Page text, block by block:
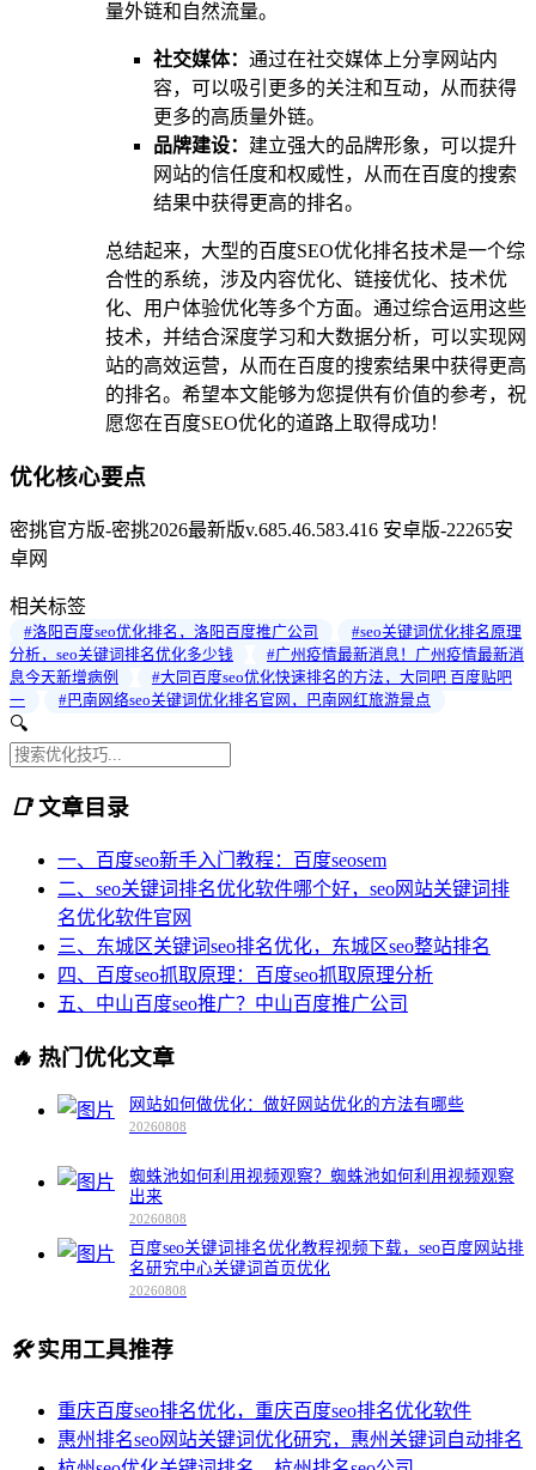
量外链和自然流量。
社交媒体： 通过在社交媒体上分享网站内
容，可以吸引更多的关注和互动，从而获得
更多的高质量外链。
品牌建设： 建立强大的品牌形象，可以提升
网站的信任度和权威性，从而在百度的搜索
结果中获得更高的排名。
总结起来，大型的百度SEO优化排名技术是一个综
合性的系统，涉及内容优化、链接优化、技术优
化、用户体验优化等多个方面。通过综合运用这些
技术，并结合深度学习和大数据分析，可以实现网
站的高效运营，从而在百度的搜索结果中获得更高
的排名。希望本文能够为您提供有价值的参考，祝
愿您在百度SEO优化的道路上取得成功！
优化核心要点
密挑官方版-密挑2026最新版v.685.46.583.416 安卓版-22265安
卓网
相关标签
#洛阳百度seo优化排名，洛阳百度推广公司
#seo关键词优化排名原理
分析，seo关键词排名优化多少钱
#广州疫情最新消息！广州疫情最新消
息今天新增病例
#大同百度seo优化快速排名的方法，大同吧 百度贴吧
一
#巴南网络seo关键词优化排名官网，巴南网红旅游景点
🔍
📑文章目录
一、百度seo新手入门教程：百度seosem
二、seo关键词排名优化软件哪个好，seo网站关键词排
名优化软件官网
三、东城区关键词seo排名优化，东城区seo整站排名
四、百度seo抓取原理：百度seo抓取原理分析
五、中山百度seo推广？中山百度推广公司
🔥 热门优化文章
网站如何做优化：做好网站优化的方法有哪些
20260808
蜘蛛池如何利用视频观察？蜘蛛池如何利用视频观察
出来
20260808
百度seo关键词排名优化教程视频下载，seo百度网站排
名研究中心关键词首页优化
20260808
🛠️实用工具推荐
重庆百度seo排名优化，重庆百度seo排名优化软件
惠州排名seo网站关键词优化研究，惠州关键词自动排名